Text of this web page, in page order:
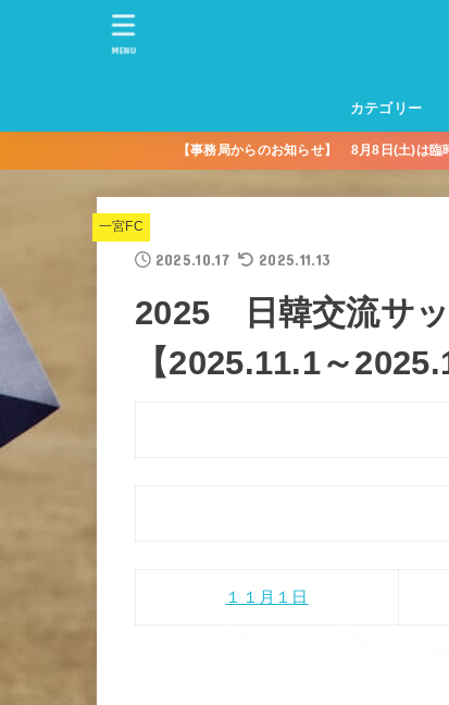
カテゴリー
一宮サッカー
トレーニング
一宮FA
一宮FC
一宮ＦＣレディ
一宮サッカー
中学生練習
一宮ＦＣＪＹ
一宮ＦＣＪYレ
女子】
幼児トレセン
少】
パパさんママさ
親子の部
社会人の部
コルボス 【シ
フットサル
コルボスリーグ
グレイセス
MENU
【事務局からのお知らせ】 8月8日(土)は臨
一宮FC
2025.10.17 2025.11.13
2025 日韓交流サ
【2025.11.1～
１１月１日